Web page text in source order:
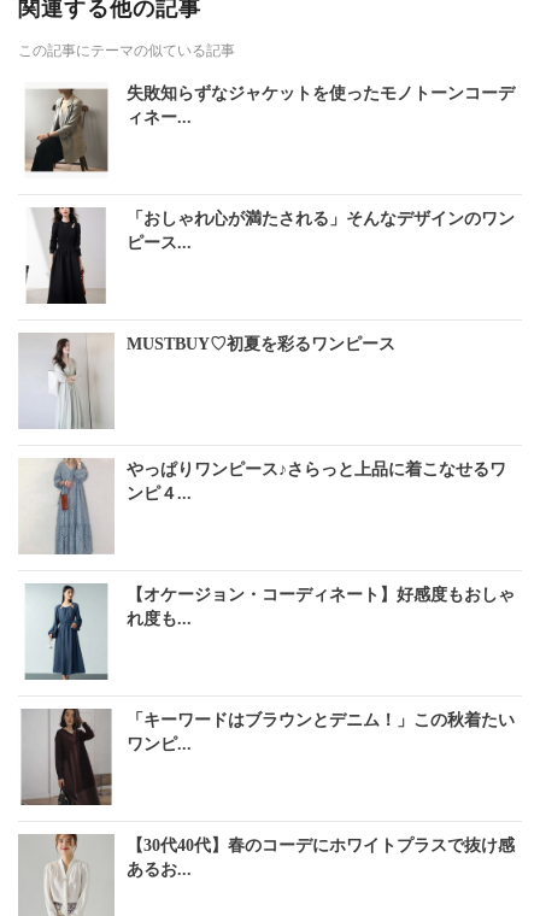
関連する他の記事
この記事にテーマの似ている記事
失敗知らずなジャケットを使ったモノトーンコーデ
ィネー...
「おしゃれ心が満たされる」そんなデザインのワン
ピース...
MUSTBUY♡初夏を彩るワンピース
やっぱりワンピース♪さらっと上品に着こなせるワ
ンピ４...
【オケージョン・コーディネート】好感度もおしゃ
れ度も...
「キーワードはブラウンとデニム！」この秋着たい
ワンピ...
【30代40代】春のコーデにホワイトプラスで抜け感
あるお...